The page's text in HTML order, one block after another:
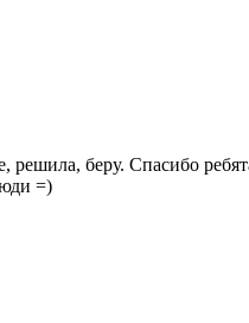
беру. Спасибо
=)